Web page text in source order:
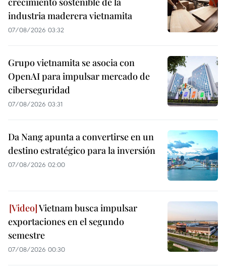
industria maderera vietnamita
07/08/2026 03:32
Grupo vietnamita se asocia con
OpenAI para impulsar mercado de
ciberseguridad
07/08/2026 03:31
Da Nang apunta a convertirse en un
destino estratégico para la inversión
07/08/2026 02:00
Vietnam busca impulsar
exportaciones en el segundo
semestre
07/08/2026 00:30